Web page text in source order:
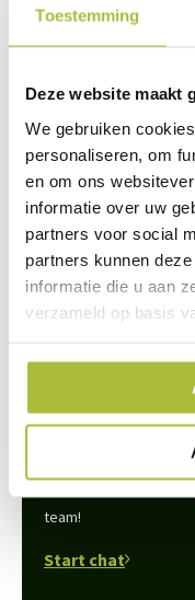
Toestemming
Deze website maakt
We gebruiken
personaliseren, om
en om ons
informatie over uw
partners voor social
partners kunnen
informatie die u aan
verzameld op basis
Leverbaar in 2
De houten lamellen zijn
steenwol wordt bijeen
daarop bevestigd
redwood; Pinus
Standaard leveren wij
projecten kun je ook
schermen, waaronder:
We staan
team!
Start chat